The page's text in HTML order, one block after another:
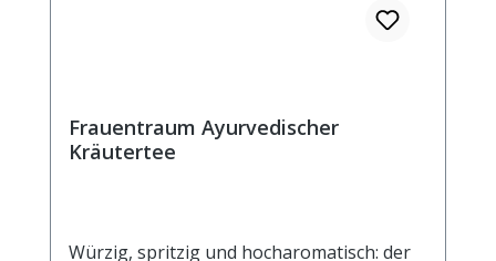
Frauentraum Ayurvedischer
Kräutertee
Würzig, spritzig und hocharomatisch: der